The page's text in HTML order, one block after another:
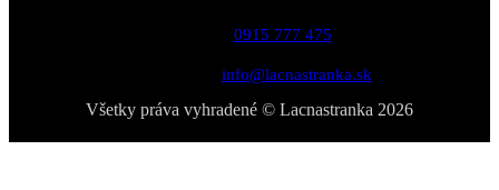
0915 777 475
info@lacnastranka.sk
Všetky práva vyhradené © Lacnastranka 2026